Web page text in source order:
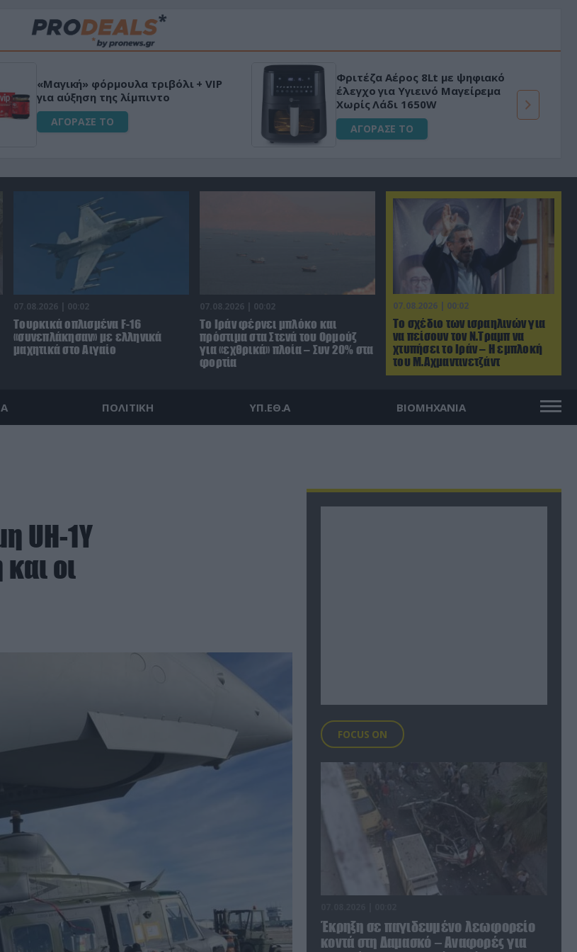
«Μαγική» φόρμουλα τριβόλι + VIP
για αύξηση της λίμπιντο
ΑΓΟΡΑΣΕ ΤΟ
Φριτέζα Αέρος 8Lt με ψηφιακό
έλεγχο για Υγιεινό Μαγείρεμα
Χωρίς Λάδι 1650W
ΑΓΟΡΑΣΕ ΤΟ
07.08.2026 | 00:02
Το σχέδιο των ισραηλινών για
να πείσουν τον Ν.Τραμπ να
χτυπήσει το Ιράν – Η εμπλοκή
του Μ.Αχμαντινετζάντ
07.08.2026 | 00:02
Τουρκικά οπλισμένα F-16
«συνεπλάκησαν» με ελληνικά
μαχητικά στο Αιγαίο
07.08.2026 | 00:02
Το Ιράν φέρνει μπλόκο και
πρόστιμα στα Στενά του Ορμούζ
για «εχθρικά» πλοία – Συν 20% στα
φορτία
ΠΟΛΙΤΙΚΗ ΥΠ.ΕΘ.Α ΒΙΟΜΗΧΑΝΙΑ
UH-1Y
οι
FOCUS ON
Έκρηξη σε παγιδευμένο λεωφορείο
κοντά στη Δαμασκό – Αναφορές για